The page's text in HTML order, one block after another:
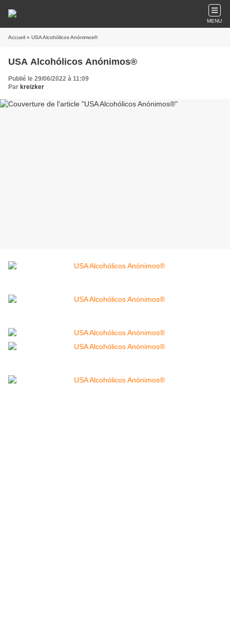
MENU
Accueil » USA Alcohólicos Anónimos®
USA Alcohólicos Anónimos®
Publié le 29/06/2022 à 11:09
Par kreizker